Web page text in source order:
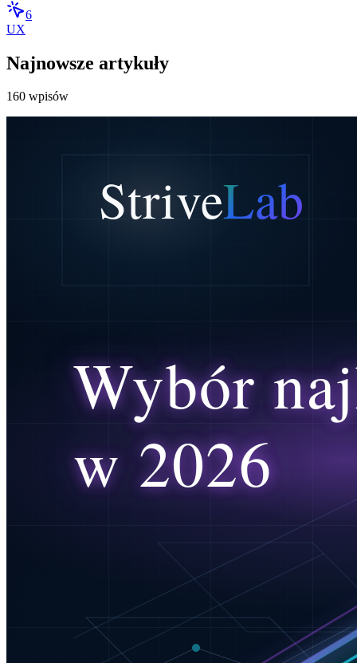
6
UX
Najnowsze artykuły
160 wpisów